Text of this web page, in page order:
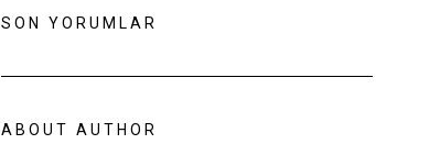
SON YORUMLAR
ABOUT AUTHOR